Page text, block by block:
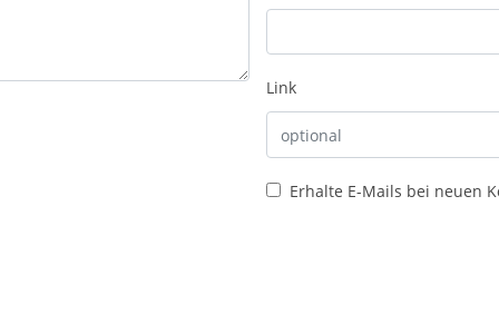
Link
Erhalte E-Mails bei neuen